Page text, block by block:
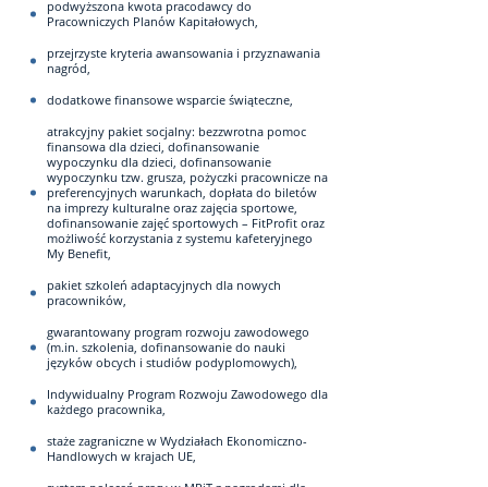
podwyższona kwota pracodawcy do
Pracowniczych Planów Kapitałowych,
przejrzyste kryteria awansowania i przyznawania
nagród,
dodatkowe finansowe wsparcie świąteczne,
atrakcyjny pakiet socjalny: bezzwrotna pomoc
finansowa dla dzieci, dofinansowanie
wypoczynku dla dzieci, dofinansowanie
wypoczynku tzw. grusza, pożyczki pracownicze na
preferencyjnych warunkach, dopłata do biletów
na imprezy kulturalne oraz zajęcia sportowe,
dofinansowanie zajęć sportowych – FitProfit oraz
możliwość korzystania z systemu kafeteryjnego
My Benefit,
pakiet szkoleń adaptacyjnych dla nowych
pracowników,
gwarantowany program rozwoju zawodowego
(m.in. szkolenia, dofinansowanie do nauki
języków obcych i studiów podyplomowych),
Indywidualny Program Rozwoju Zawodowego dla
każdego pracownika,
staże zagraniczne w Wydziałach Ekonomiczno-
Handlowych w krajach UE,